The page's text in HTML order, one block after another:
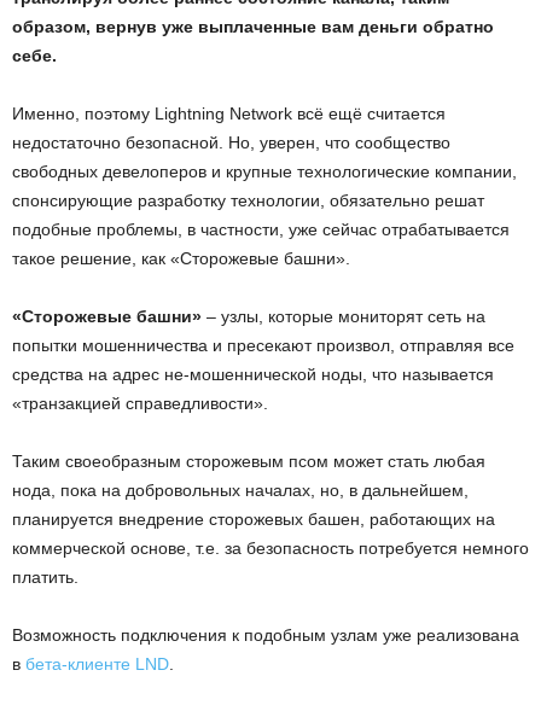
образом, вернув уже выплаченные вам деньги обратно
себе.
Именно, поэтому Lightning Network всё ещё считается
недостаточно безопасной. Но, уверен, что сообщество
свободных девелоперов и крупные технологические компании,
спонсирующие разработку технологии, обязательно решат
подобные проблемы, в частности, уже сейчас отрабатывается
такое решение, как «Сторожевые башни».
«Сторожевые башни» – узлы, которые мониторят сеть на
попытки мошенничества и пресекают произвол, отправляя все
средства на адрес не-мошеннической ноды, что называется
«транзакцией справедливости».
Таким своеобразным сторожевым псом может стать любая
нода, пока на добровольных началах, но, в дальнейшем,
планируется внедрение сторожевых башен, работающих на
коммерческой основе, т.е. за безопасность потребуется немного
платить.
Возможность подключения к подобным узлам уже реализована
в бета-клиенте LND.